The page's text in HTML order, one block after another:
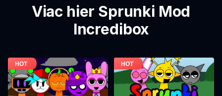
Viac hier Sprunki Mod
Incredibox